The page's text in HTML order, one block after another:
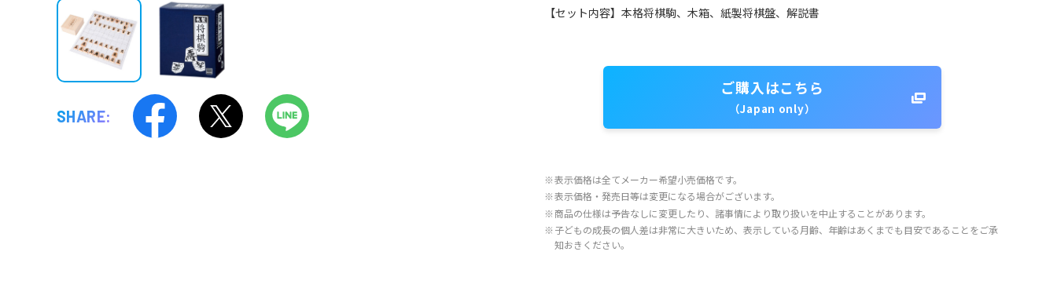
SHARE:
【セット内容】本格将棋駒、木箱、紙製将棋盤、解説書
ご購入はこちら
（Japan only）
※表示価格は全てメーカー希望小売価格です。
※表示価格・発売日等は変更になる場合がございます。
※商品の仕様は予告なしに変更したり、諸事情により取り扱いを中止することがあります。
※子どもの成長の個人差は非常に大きいため、表示している月齢、年齢はあくまでも目安であることをご承
知おきください。